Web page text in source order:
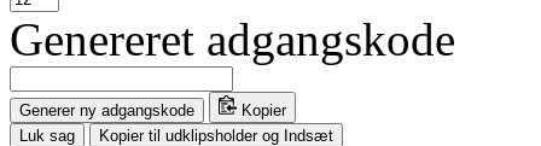
Genereret adgangskode
Generer ny adgangskode
Kopier
Luk sag
Kopier til udklipsholder og Indsæt